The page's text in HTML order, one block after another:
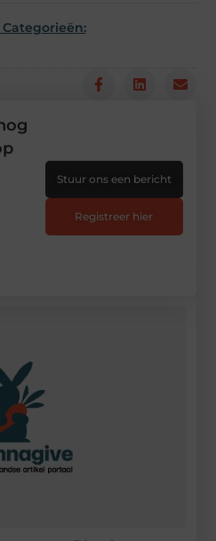
Categorieën:
Stuur ons een bericht
Registreer hier